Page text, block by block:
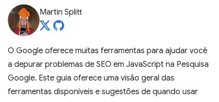
Martin Splitt
O Google oferece muitas ferramentas para ajudar você
a depurar problemas de SEO em JavaScript na Pesquisa
Google. Este guia oferece uma visão geral das
ferramentas disponíveis e sugestões de quando usar